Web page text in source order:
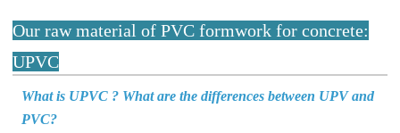
Our raw material of PVC formwork for concrete:
UPVC
What is UPVC ? What are the differences between UPV and
PVC?